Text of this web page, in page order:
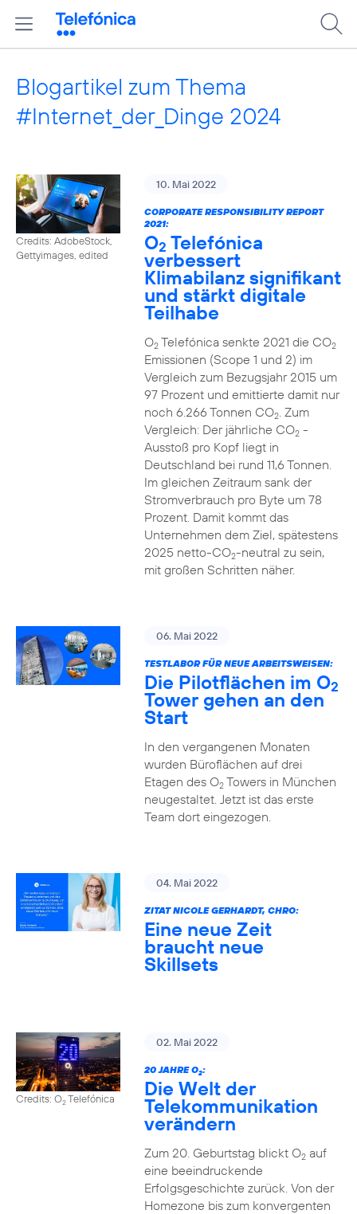
Blogartikel zum Thema
#Internet_der_Dinge 2024
Credits: AdobeStock,
Gettyimages, edited
10. Mai 2022
CORPORATE RESPONSIBILITY REPORT
2021:
O2 Telefónica
verbessert
Klimabilanz signifikant
und stärkt digitale
Teilhabe
O2Telefónica senkte 2021 die CO2
Emissionen (Scope 1 und 2) im
Vergleich zum Bezugsjahr 2015 um
97 Prozent und emittierte damit nur
noch 6.266 Tonnen CO2. Zum
Vergleich: Der jährliche CO2-
Ausstoß pro Kopf liegt in
Deutschland bei rund 11,6 Tonnen.
Im gleichen Zeitraum sank der
Stromverbrauch pro Byte um 78
Prozent. Damit kommt das
Unternehmen dem Ziel, spätestens
2025 netto-CO2-neutral zu sein,
mit großen Schritten näher.
06. Mai 2022
TESTLABOR FÜR NEUE ARBEITSWEISEN:
Die Pilotflächen im O2
Tower gehen an den
Start
In den vergangenen Monaten
wurden Büroflächen auf drei
Etagen des O2Towers in München
neugestaltet. Jetzt ist das erste
Team dort eingezogen.
04. Mai 2022
ZITAT NICOLE GERHARDT, CHRO:
Eine neue Zeit
braucht neue
Skillsets
Credits: O2Telefónica
02. Mai 2022
20 JAHRE O2:
Die Welt der
Telekommunikation
verändern
Zum 20. Geburtstag blickt O2auf
eine beeindruckende
Erfolgsgeschichte zurück. Von der
Homezone bis zum konvergenten